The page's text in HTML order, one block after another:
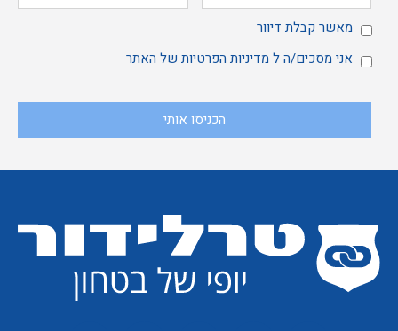
מאשר
קבלת
מאשר קבלת דיוור
אני
אני מסכים/ה ל מדיניות הפרטיות של האתר
הכניסו אותי